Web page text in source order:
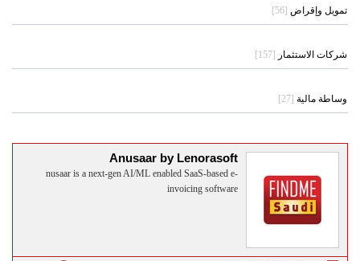
تمويل وإقراض [56]
شركات الاستثمار [157]
وساطة مالية [27]
Anusaar by Lenorasoft
nusaar is a next-gen AI/ML enabled SaaS-based e-
invoicing software